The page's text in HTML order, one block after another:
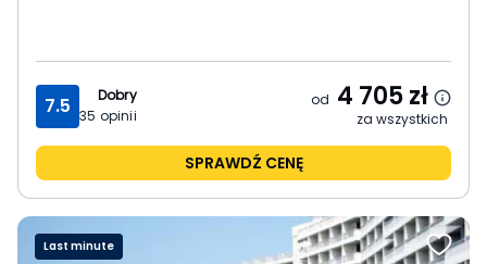
7.5
Dobry
35 opinii
od 4 705zł
za wszystkich
SPRAWDŹ CENĘ
Last minute